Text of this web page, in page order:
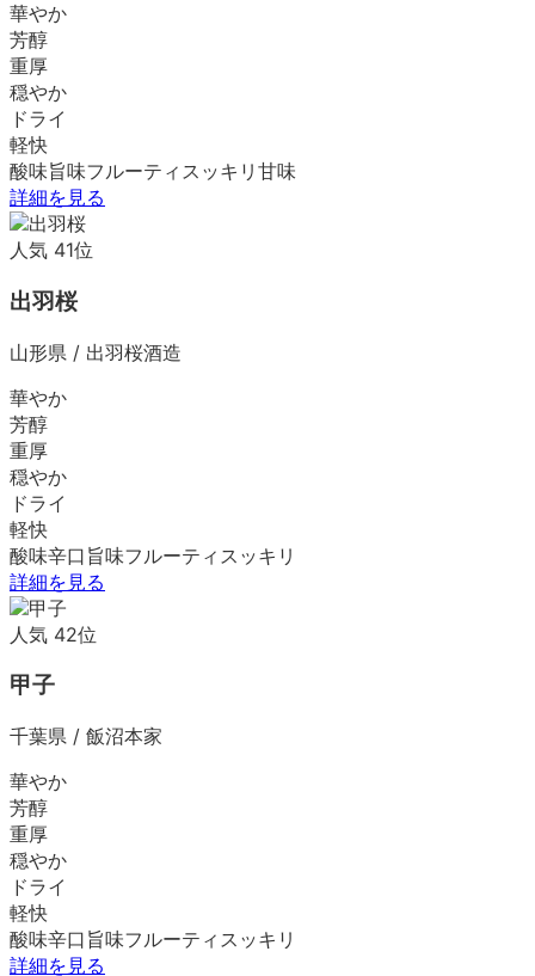
華やか
芳醇
重厚
穏やか
ドライ
軽快
酸味旨味フルーティ スッキリ 甘味
詳細を見る
人気 41位
出羽桜
山形県 / 出羽桜酒造
華やか
芳醇
重厚
穏やか
ドライ
軽快
酸味辛口 旨味フルーティ スッキリ
詳細を見る
人気 42位
甲子
千葉県 / 飯沼本家
華やか
芳醇
重厚
穏やか
ドライ
軽快
酸味辛口 旨味フルーティ スッキリ
詳細を見る